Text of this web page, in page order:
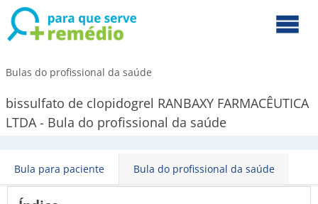
Bulas do profissional da saúde
bissulfato de clopidogrel RANBAXY FARMACÊUTICA
LTDA - Bula do profissional da saúde
Bula para paciente Bula do profissional da saúde